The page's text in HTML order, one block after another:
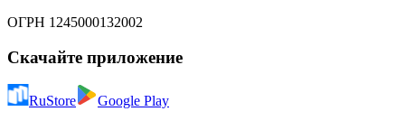
ОГРН 1245000132002
Скачайте приложение
RuStore Google Play